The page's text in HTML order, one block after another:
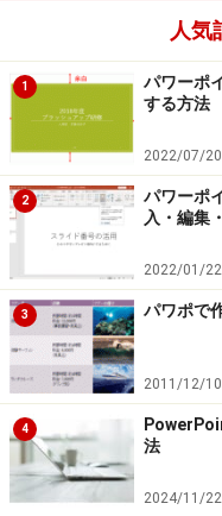
・字幕の位置を設定す
スライドの内容の邪魔
メニューの一番下に
ると、「字幕」画面が
ズなどを細かく設定で
初期設定では、字幕の
内容が上部の「プレビュ
「字幕」機能
行する
あとは、「スライド
人気
1
パワーポ
する方法
2022/07/20
2
パワーポ
入・編集
2022/01/22
3 パワポで
2011/12/10
4
法
2024/11/22